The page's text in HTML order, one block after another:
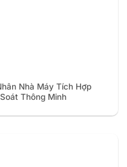
Nhà Máy Tích Hợp
Thông Minh